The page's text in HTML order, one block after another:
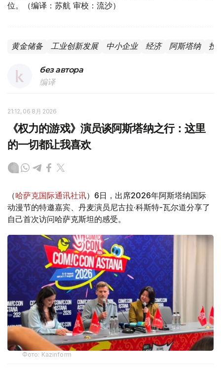
位。（编译：苏航 审校：流沙）
黄金储备 工业创新发展 中小企业 经济 阿斯塔纳 投
без автора
编译
21:12, 06 8月 2026
《权力的游戏》演员谈阿斯塔纳之行：这里
的一切都让我喜欢
（哈萨克国际通讯社讯）6日，出席2026年阿斯塔纳国际
动漫节的特邀嘉宾、丹麦演员尼古拉·科斯特-瓦尔道分享了
自己首次访问哈萨克斯坦的感受。
Фото: Kazinform